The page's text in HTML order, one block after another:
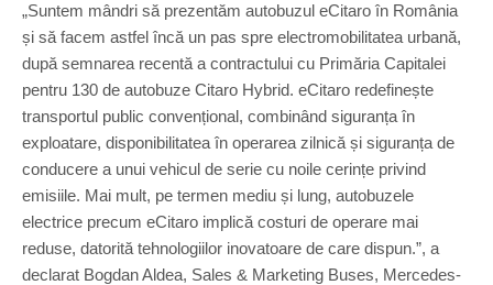
„Suntem mândri să prezentăm autobuzul eCitaro în România
și să facem astfel încă un pas spre electromobilitatea urbană,
după semnarea recentă a contractului cu Primăria Capitalei
pentru 130 de autobuze Citaro Hybrid. eCitaro redefinește
transportul public convențional, combinând siguranța în
exploatare, disponibilitatea în operarea zilnică și siguranța de
conducere a unui vehicul de serie cu noile cerințe privind
emisiile. Mai mult, pe termen mediu și lung, autobuzele
electrice precum eCitaro implică costuri de operare mai
reduse, datorită tehnologiilor inovatoare de care dispun.”, a
declarat Bogdan Aldea, Sales & Marketing Buses, Mercedes-